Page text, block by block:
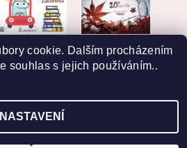
všechna práva vyhrazena
cookie. Dalším procházením
souhlas s jejich používáním..
NASTAVENÍ